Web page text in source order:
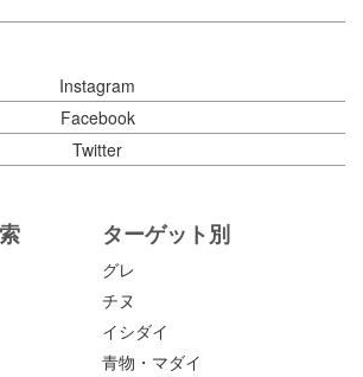
Instagram
Facebook
Twitter
ターゲット別
グレ
チヌ
イシダイ
青物・マダイ